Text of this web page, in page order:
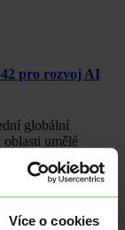
Více o cookies
pro rozvoj AI
globální
umělé